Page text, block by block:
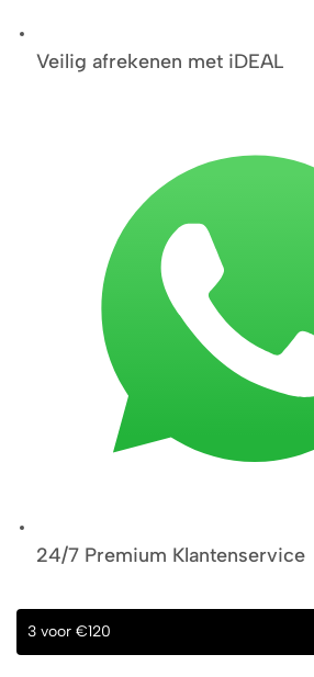
Veilig afrekenen met iDEAL
24/7 Premium Klantenservice
3 voor €120